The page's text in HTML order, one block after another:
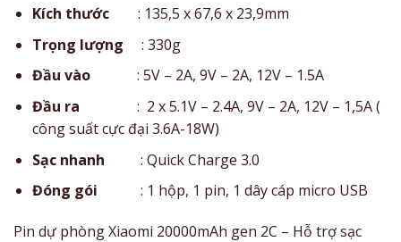
Kích thước: 135,5 x 67,6 x 23,9mm
Trọng lượng : 330g
Đầu vào
: 5V – 2A, 9V – 2A, 12V – 1.5A
Đầu ra : 2 x 5.1V – 2.4A, 9V – 2A, 12V – 1,5A (
công suất cực đại 3.6A-18W)
Sạc nhanh
: Quick Charge 3.0
Đóng gói
: 1 hộp, 1 pin, 1 dây cáp micro USB
Pin dự phòng Xiaomi 20000mAh gen 2C – Hỗ trợ sạc